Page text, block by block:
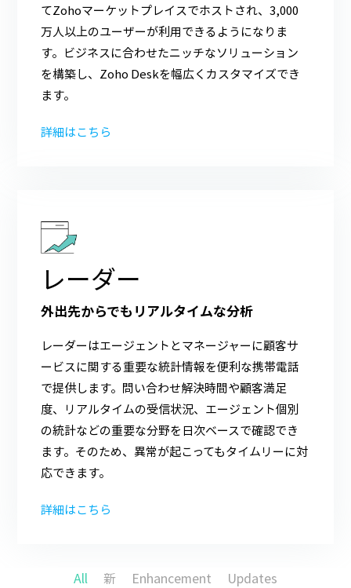
てZohoマーケットプレイスでホストされ、3,000
万人以上のユーザーが利用できるようになりま
す。ビジネスに合わせたニッチなソリューション
を構築し、Zoho Deskを幅広くカスタマイズでき
ます。
詳細はこちら
レーダー
外出先からでもリアルタイムな分析
レーダーはエージェントとマネージャーに顧客サ
ービスに関する重要な統計情報を便利な携帯電話
で提供します。問い合わせ解決時間や顧客満足
度、リアルタイムの受信状況、エージェント個別
の統計などの重要な分野を日次ベースで確認でき
ます。そのため、異常が起こってもタイムリーに対
応できます。
詳細はこちら
All 新 Enhancement Updates